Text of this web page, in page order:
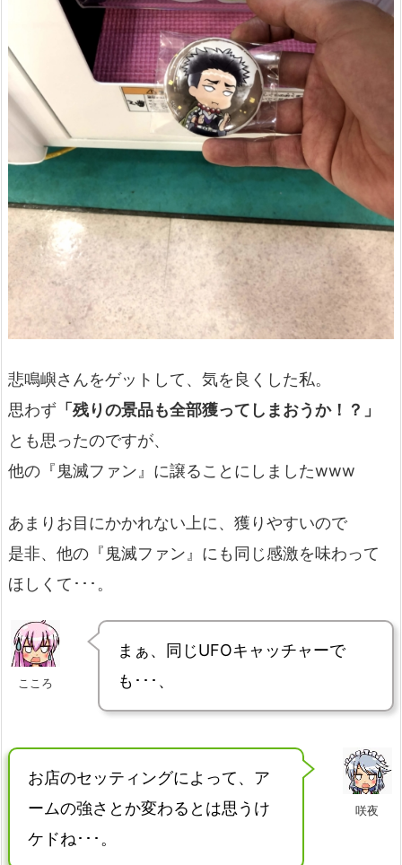
悲鳴嶼さんをゲットして、気を良くした私。
思わず 「残りの景品も全部獲ってしまおうか！？」
とも思ったのですが、
他の『鬼滅ファン』に譲ることにしましたwww
あまりお目にかかれない上に、獲りやすいので
是非、他の『鬼滅ファン』にも同じ感激を味わって
ほしくて･･･。
こころ
まぁ、同じUFOキャッチャーで
も･･･、
咲夜
お店のセッティングによって、ア
ームの強さとか変わるとは思うけ
ケドね･･･。